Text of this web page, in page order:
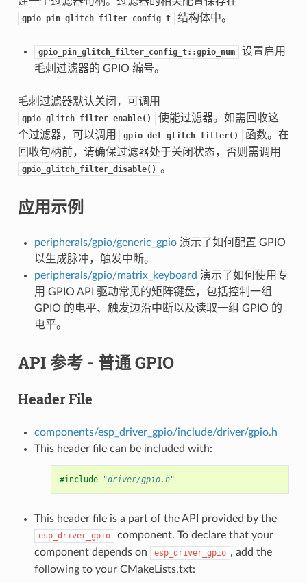
gpio_pin_glitch_filter_config_t 结构体中。
gpio_pin_glitch_filter_config_t::gpio_num
设置启用
毛刺过滤器的 GPIO 编号。
毛刺过滤器默认关闭，可调用
gpio_glitch_filter_enable()
使能过滤器。如需回收这
个过滤器，可以调用
gpio_del_glitch_filter()
函数。在
回收句柄前，请确保过滤器处于关闭状态，否则需调用
gpio_glitch_filter_disable() 。
应用示例
peripherals/gpio/generic_gpio演示了如何配置 GPIO
以生成脉冲，触发中断。
peripherals/gpio/matrix_keyboard 演示了如何使用专
用 GPIO API 驱动常见的矩阵键盘，包括控制一组
GPIO 的电平、触发边沿中断以及读取一组 GPIO 的
电平。
API 参考 - 普通 GPIO
Header File
components/esp_driver_gpio/include/driver/gpio.h
This header file can be included with:
#include "driver/gpio.h"
This header file is a part of the API provided by the
esp_driver_gpio
component. To declare that your
component depends on
esp_driver_gpio , add the
following to your CMakeLists.txt: